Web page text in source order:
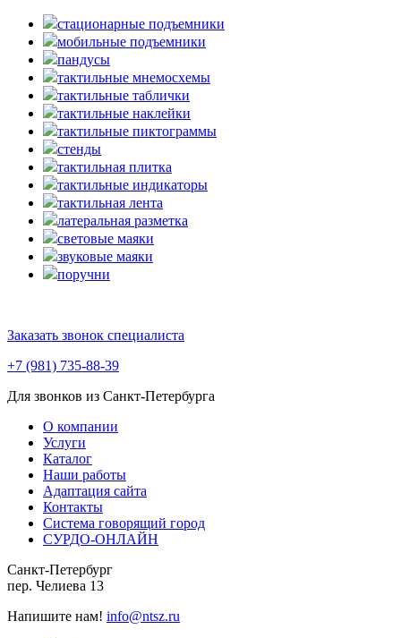
стационарные подъемники
мобильные подъемники
пандусы
тактильные мнемосхемы
тактильные таблички
тактильные наклейки
тактильные пиктограммы
стенды
тактильная плитка
тактильные индикаторы
тактильная лента
латеральная разметка
световые маяки
звуковые маяки
поручни
Заказать звонок специалиста
+7 (981) 735-88-39
Для звонков из Санкт-Петербурга
О компании
Услуги
Каталог
Наши работы
Адаптация сайта
Контакты
Система говорящий город
СУРДО-ОНЛАЙН
Санкт-Петербург
пер. Челиева 13
Напишите нам! info@ntsz.ru